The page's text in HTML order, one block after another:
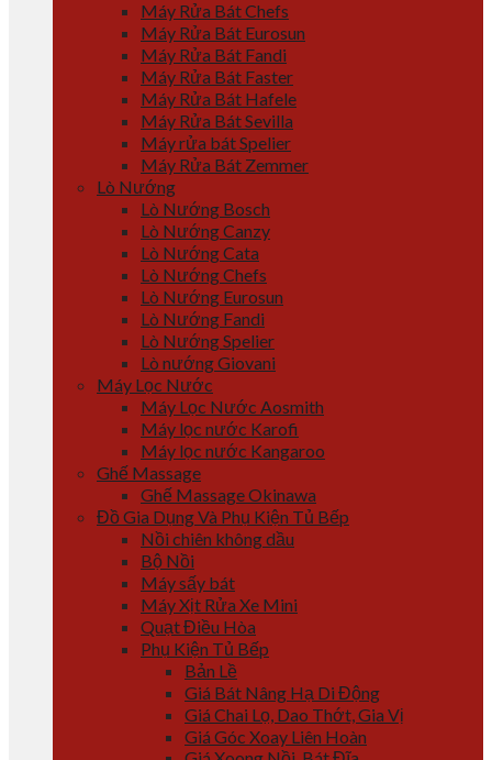
Máy Rửa Bát Chefs
Máy Rửa Bát Eurosun
Máy Rửa Bát Fandi
Máy Rửa Bát Faster
Máy Rửa Bát Hafele
Máy Rửa Bát Sevilla
Máy rửa bát Spelier
Máy Rửa Bát Zemmer
Lò Nướng
Lò Nướng Bosch
Lò Nướng Canzy
Lò Nướng Cata
Lò Nướng Chefs
Lò Nướng Eurosun
Lò Nướng Fandi
Lò Nướng Spelier
Lò nướng Giovani
Máy Lọc Nước
Máy Lọc Nước Aosmith
Máy lọc nước Karofi
Máy lọc nước Kangaroo
Ghế Massage
Ghế Massage Okinawa
Đồ Gia Dụng Và Phụ Kiện Tủ Bếp
Nồi chiên không dầu
Bộ Nồi
Máy sấy bát
Máy Xịt Rửa Xe Mini
Quạt Điều Hòa
Phụ Kiện Tủ Bếp
Bản Lề
Giá Bát Nâng Hạ Di Động
Giá Chai Lọ, Dao Thớt, Gia Vị
Giá Góc Xoay Liên Hoàn